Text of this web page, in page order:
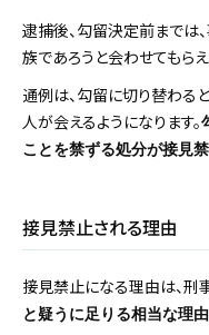
逮捕後、勾留決定前までは
族であろうと会わせてもらえ
通例は、勾留に切り替わる
人が会えるようになります。
ことを禁ずる処分が接見
接見禁止される理由
接見禁止になる理由は、刑
と疑うに足りる相当な理